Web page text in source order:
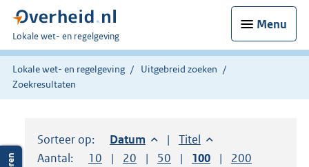
Menu
U
bent
hier:
Lokale wet- en regelgeving
Lokale wet- en regelgeving
Uitgebreid zoeken
Zoekresultaten
Sorteer op: Sorteer op:
Datum aflopendSorteer op:
Titel oplopend
Aantal:
Toon
10 resultaten per pagina
Toon
20 resultaten per pagina
Toon
50 resultaten per pagina
Toon
100 resultaten per
Toon
200